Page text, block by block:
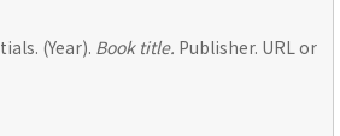
(Year). Book title. Publisher. URL or